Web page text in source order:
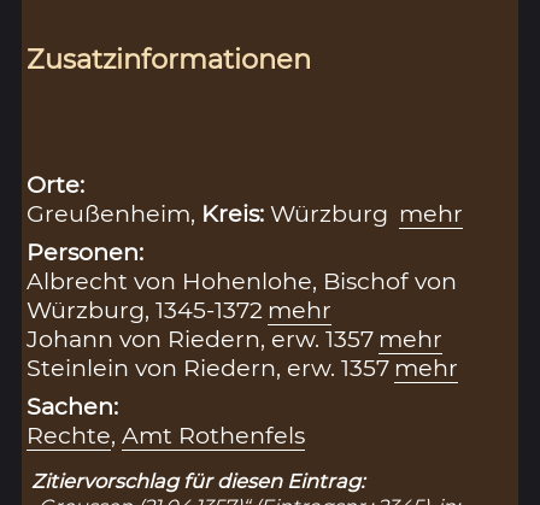
Zusatzinformationen
Orte:
Greußenheim, Kreis:Würzburg mehr
Personen:
Albrecht von Hohenlohe, Bischof von
Würzburg, 1345-1372 mehr
Johann von Riedern, erw. 1357 mehr
Steinlein von Riedern, erw. 1357 mehr
Sachen:
Rechte,Amt Rothenfels
Zitiervorschlag für diesen Eintrag: